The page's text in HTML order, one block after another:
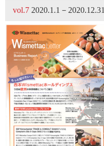
vol.7 2020.1.1－2020.12.31